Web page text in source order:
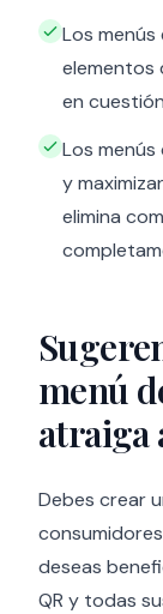
Los
elementos
en
Los
y
elimina
menú
atraiga
Debes crear
deseas
QR y todas